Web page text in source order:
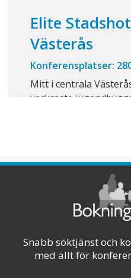
Elite
Västerås
Konferensplatser:
Mitt i centrala
vackraste
shopping,
kommunikatione ...
Snabb söktjänst och
med allt för